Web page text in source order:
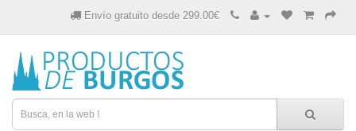
Envío gratuito desde 299.00€